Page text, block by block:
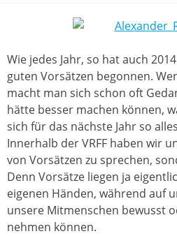
Wie jedes Jahr, so hat auch
guten Vorsätzen begonnen.
macht man sich schon oft
hätte besser machen können,
sich für das nächste Jahr so
Innerhalb der VRFF haben wir
von Vorsätzen zu sprechen,
Denn Vorsätze liegen ja
eigenen Händen, während auf
unsere Mitmenschen bewusst
nehmen können.